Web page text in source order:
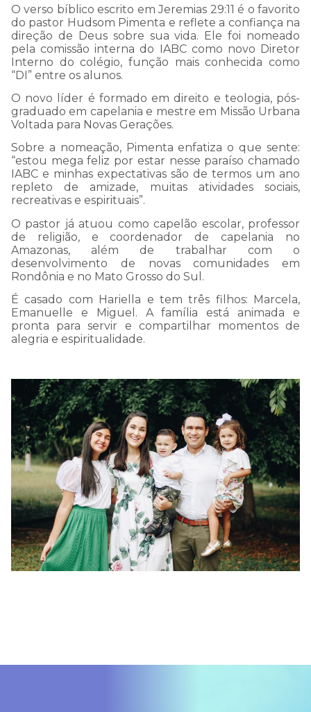
O verso bíblico escrito em Jeremias 29:11 é o favorito
do pastor Hudsom Pimenta e reflete a confiança na
direção de Deus sobre sua vida. Ele foi nomeado
pela comissão interna do IABC como novo Diretor
Interno do colégio, função mais conhecida como
“DI” entre os alunos.
O novo líder é formado em direito e teologia, pós-
graduado em capelania e mestre em Missão Urbana
Voltada para Novas Gerações.
Sobre a nomeação, Pimenta enfatiza o que sente:
“estou mega feliz por estar nesse paraíso chamado
IABC e minhas expectativas são de termos um ano
repleto de amizade, muitas atividades sociais,
recreativas e espirituais”.
O pastor já atuou como capelão escolar, professor
de religião, e coordenador de capelania no
Amazonas, além de trabalhar com o
desenvolvimento de novas comunidades em
Rondônia e no Mato Grosso do Sul.
É casado com Hariella e tem três filhos: Marcela,
Emanuelle e Miguel. A família está animada e
pronta para servir e compartilhar momentos de
alegria e espiritualidade.
COMUNICADO
IMPORTANTE:
Estamos passando por
uma instabilidade em
nosso WhatsApp, e talvez
mensagem demore mais
que o normal.
Por isso, pedimos sua
compreensão e
informamos que estamos
trabalhando arduamente
para resolver esta questão!